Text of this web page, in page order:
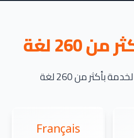
من 260 لغة
بأكثر من 260 لغة
Français